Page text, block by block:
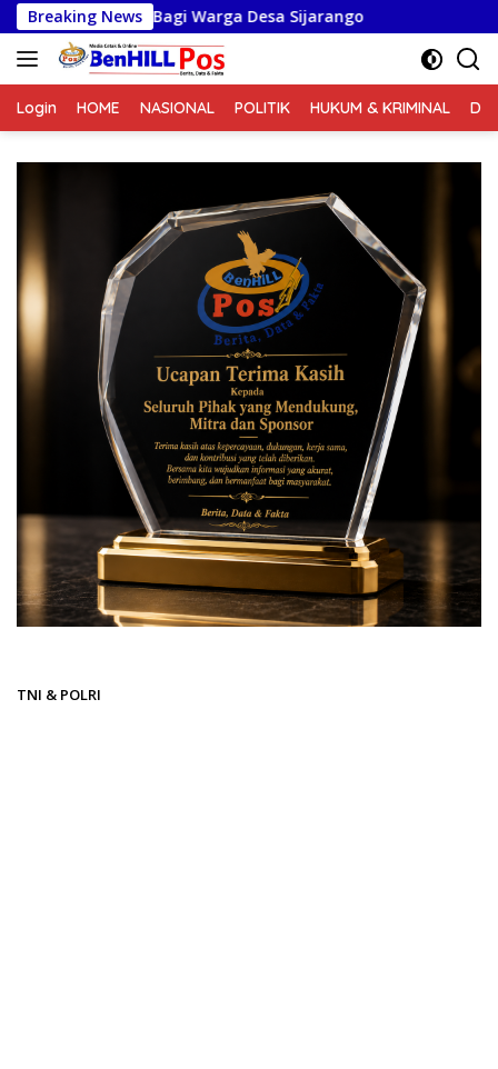
Langsung
ke
konten
Breaking News
Warga Desa Sijarango
Login HOME NASIONAL POLITIK HUKUM & KRIMINAL
TNI & POLRI